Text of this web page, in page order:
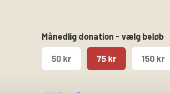
Månedlig donation - vælg beløb
50 kr 75 kr 150 kr